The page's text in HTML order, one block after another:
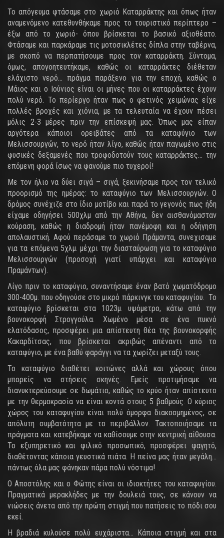
Το απόγευμα φτάσαμε στο χωριό Καταρράκτης και όπως ήταν
αναμενόμενο κατεθυνθήκαμε προς το τουριστικό περίπτερο –
έξω από το χωριό- όπου βρίσκεται το βασικό αξιοθέατο.
Φτάσαμε και παρκάραμε τις μοτοσικλέτες δίπλα στην ταβέρνα,
με σκοπό να περπατήσουμε προς τον καταρράκτη. Σύντομα,
όμως, απογοητευτήκαμε, καθώς οι καταρράκτες διέθεταν
ελάχιστο νερό... πράγμα παράξενο για την εποχή, καθώς ο
Μάιος και ο Ιούνιος είναι οι μήνες που οι καταρράκτες έχουν
πολύ νερό. Το περίεργο ήταν πως ο φετινός χειμώνας είχε
πολλές βροχές και χιόνια, με τα τελευταία να έχουν πέσει
μόλις 2-3 μέρες πριν την επίσκεψή μας. Όπως μας είπαν
αργότερα κάποιοι ορειβάτες από τα καταφύγιο των
Μελισσουργών, το νερό ήταν λίγο, καθώς ήταν παγωμένο στις
φυσικές δεξαμενές που τροφοδοτούν τους καταρράκτες... την
επόμενη φορά ίσως να φανούμε πιο τυχεροί!
Με τον ήλιο να δύει σιγά – σιγά, ξεκινήσαμε προς τον τελικό
προορισμό της ημέρας: το καταφύγιο των Μελισσουργών. Ο
δρόμος συνέχιζε στο ίδιο μοτίβο και παρά το γεγονός πως ήδη
είχαμε οδηγήσει 500χλμ από την Αθήνα, δεν αισθανόμασταν
κούραση, καθώς η διαδρομή ήταν πανέμοφη και η οδήγηση
απολαυστική. Αφού περάσαμε το χωριό Πράμαντα, συνεχισαμε
για τα επόμενα 5χλμ. μέχρι την διασταύρωση για το καταφύγιο
Μελισσουργών (προσοχή γιατί υπάρχει και καταφύγιο
Πραμάντων).
Λίγο πριν το καταφύγιο, συναντήσαμε έναν βατό χωματόδρομο
300-400μ. που οδηγούσε στο μικρό πάρκινγκ του καταφυγίου. Το
καταφύγιο βρίσκεται στα 1023μ. υψόμετρο, κάτω από την
βουνοκορφή Στρογγούλα. Χωμένο μέσα σε ένα πυκνό
ελατόδασος, προσφέρει μια απίστευτη θέα της βουνοκορφής
Κακαρδίτσας, που βρίσκεται ακριβώς απέναντι από το
καταφύγιο, με ένα βαθύ φαράγγι να τα χωρίζει μεταξύ τους.
Το καταφύγιο διαθέτει κοιτώνες αλλά και χώρους όπου
μπορείς να στήσεις σκηνές. Εμείς προτιμήσαμε να
διανυκτερεύσουμε σε δωμάτιο, καθώς το κρύο ήταν απίστευτο
με την θερμοκρασία να είναι κοντά στους 5 βαθμούς. Ο κύριος
χώρος του καταφυγίου είναι πολύ όμορφα διακοσμημένος, σε
απόλυτη συμβατότητα με το περιβάλλον. Τακτοποιήσαμε τα
πράγματα και κατεβήκαμε να καθίσουμε στην κεντρική αίθουσα.
Το εξυπηρετικό και φιλικό προσωπικό, προσφέρει φαγητό,
διαθέτοντας κάποια γευστικά πιάτα. Η πείνα μας ήταν μεγάλη...
πάντως όλα μας φάνηκαν πάρα πολύ νόστιμα!
Ο Αποστόλης και ο Φώτης είναι οι ιδιοκτήτες του καταφυγίου.
Πραγματικά μερακλήδες με την δουλειά τους, σε κάνουν να
νιώσεις άνετα από την πρώτη στιγμή που πατήσεις το πόδι σου
εκεί.
Η βραδιά κυλούσε πολύ ευχάριστα... Κάποια στιγμή και στα